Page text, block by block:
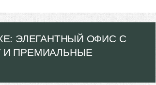
ЭЛЕГАНТНЫЙ ОФИС С
И ПРЕМИАЛЬНЫЕ